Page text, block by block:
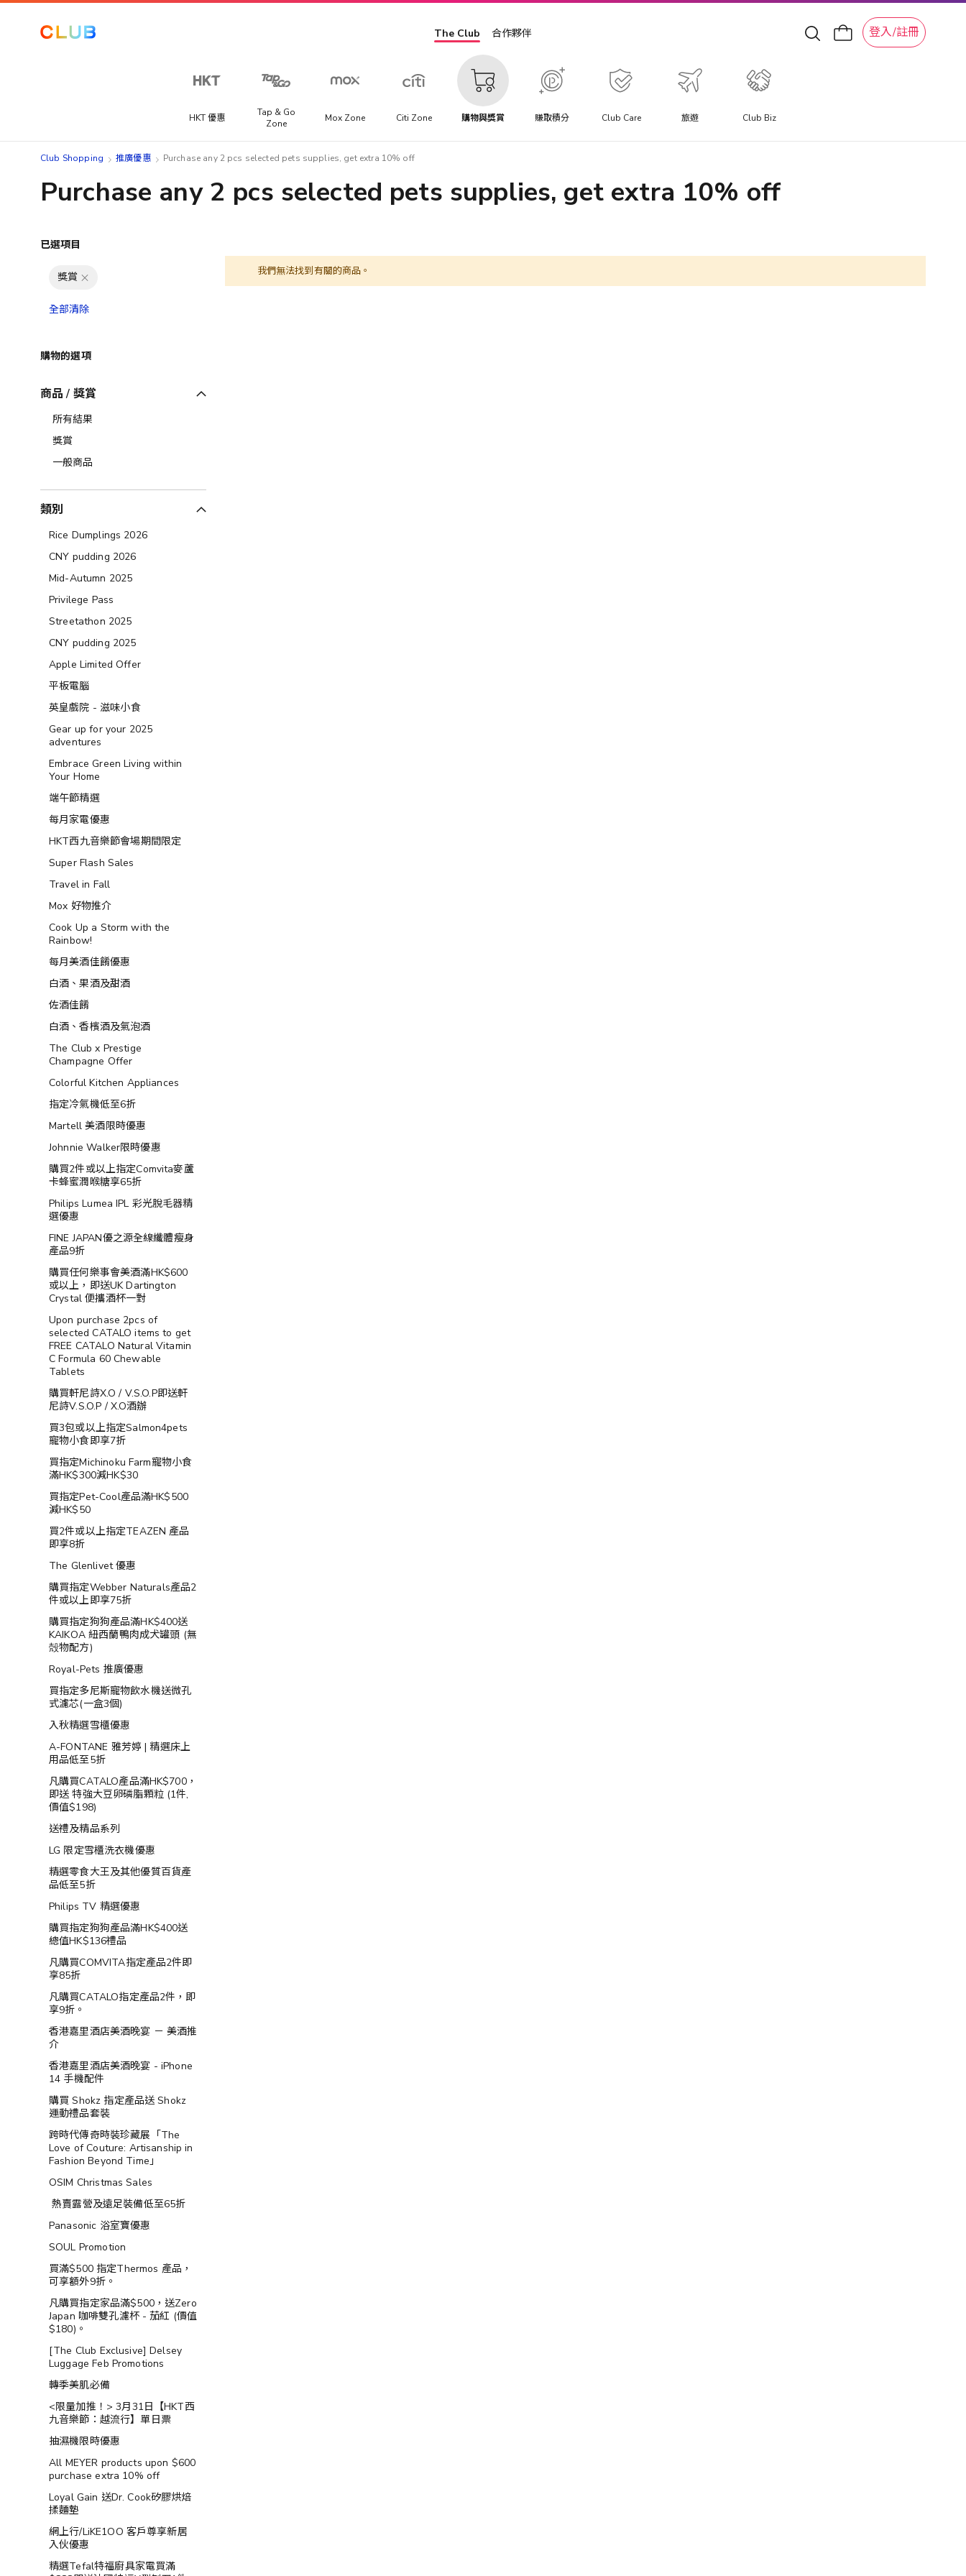
The Club 合作夥伴 登入/註冊
HKT 優惠
Tap & Go
Zone
Mox Zone Citi Zone 購物與獎賞 賺取積分 Club Care 旅遊 Club Biz
Club Shopping 推廣優惠 Purchase any 2 pcs selected pets supplies, get extra 10% off
Purchase any 2 pcs selected pets supplies, get extra 10% off
我們無法找到有關的商品。
已選項目
獎賞
全部清除
購物的選項
商品 / 獎賞
所有結果
獎賞
一般商品
類別
Rice Dumplings 2026
CNY pudding 2026
Mid-Autumn 2025
Privilege Pass
Streetathon 2025
CNY pudding 2025
Apple Limited Offer
平板電腦
英皇戲院 - 滋味小食
Gear up for your 2025
adventures
Embrace Green Living within
Your Home
端午節精選
每月家電優惠
HKT西九音樂節會場期間限定
Super Flash Sales
Travel in Fall
Mox 好物推介
Cook Up a Storm with the
Rainbow!
每月美酒佳餚優惠
白酒、果酒及甜酒
佐酒佳餚
白酒、香檳酒及氣泡酒
The Club x Prestige
Champagne Offer
Colorful Kitchen Appliances
指定冷氣機低至6折
Martell 美酒限時優惠
Johnnie Walker限時優惠
購買2件或以上指定Comvita麥蘆
卡蜂蜜潤喉糖享65折
Philips Lumea IPL 彩光脫毛器精
選優惠
FINE JAPAN優之源全線纖體瘦身
產品9折
購買任何樂事會美酒滿HK$600
或以上，即送UK Dartington
Crystal 便攜酒杯一對
Upon purchase 2pcs of
selected CATALO items to get
FREE CATALO Natural Vitamin
C Formula 60 Chewable
Tablets
購買軒尼詩X.O / V.S.O.P即送軒
尼詩V.S.O.P / X.O酒辦
買3包或以上指定Salmon4pets
寵物小食即享7折
買指定Michinoku Farm寵物小食
滿HK$300減HK$30
買指定Pet-Cool產品滿HK$500
減HK$50
買2件或以上指定TEAZEN 產品
即享8折
The Glenlivet 優惠
購買指定Webber Naturals產品2
件或以上即享75折
購買指定狗狗產品滿HK$400送
KAIKOA 紐西蘭鴨肉成犬罐頭 (無
殻物配方)
Royal-Pets 推廣優惠
買指定多尼斯寵物飲水機送微孔
式濾芯(一盒3個)
入秋精選雪櫃優惠
A-FONTANE 雅芳婷 | 精選床上
用品低至5折
凡購買CATALO產品滿HK$700，
即送 特強大豆卵磷脂顆粒 (1件,
價值$198)
送禮及精品系列
LG 限定雪櫃洗衣機優惠
精選零食大王及其他優質百貨產
品低至5折
Philips TV 精選優惠
購買指定狗狗產品滿HK$400送
總值HK$136禮品
凡購買COMVITA指定產品2件即
享85折
凡購買CATALO指定產品2件，即
享9折。
香港嘉里酒店美酒晚宴 － 美酒推
介
香港嘉里酒店美酒晚宴 - iPhone
14 手機配件
購買 Shokz 指定產品送 Shokz
運動禮品套裝
跨時代傳奇時裝珍藏展「The
Love of Couture: Artisanship in
Fashion Beyond Time」
OSIM Christmas Sales
熱賣露營及遠足裝備低至65折
Panasonic 浴室寶優惠
SOUL Promotion
買滿$500 指定Thermos 產品，
可享額外9折。
凡購買指定家品滿$500，送Zero
Japan 咖啡雙孔濾杯 - 茄紅 (價值
$180)。
[The Club Exclusive] Delsey
Luggage Feb Promotions
轉季美肌必備
<限量加推！> 3月31日【HKT西
九音樂節：越流行】單日票
抽濕機限時優惠
All MEYER products upon $600
purchase extra 10% off
Loyal Gain 送Dr. Cook矽膠烘焙
揉麵墊
網上行/LiKE1OO 客戶尊享新居
入伙優惠
精選Tefal特福廚具家電買滿